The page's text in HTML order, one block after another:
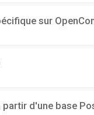
sur
d'une base